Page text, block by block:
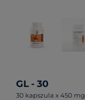
GL - 30
30 kapszula x 450 mg